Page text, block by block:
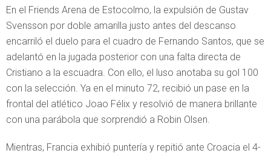
En el Friends Arena de Estocolmo, la expulsión de Gustav
Svensson por doble amarilla justo antes del descanso
encarriló el duelo para el cuadro de Fernando Santos, que se
adelantó en la jugada posterior con una falta directa de
Cristiano a la escuadra. Con ello, el luso anotaba su gol 100
con la selección. Ya en el minuto 72, recibió un pase en la
frontal del atlético Joao Félix y resolvió de manera brillante
con una parábola que sorprendió a Robin Olsen.
Mientras, Francia exhibió puntería y repitió ante Croacia el 4-